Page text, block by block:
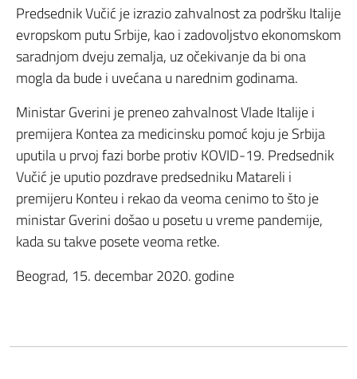
Predsednik Vučić je izrazio zahvalnost za podršku Italije
evropskom putu Srbije, kao i zadovoljstvo ekonomskom
saradnjom dveju zemalja, uz očekivanje da bi ona
mogla da bude i uvećana u narednim godinama.
Ministar Gverini je preneo zahvalnost Vlade Italije i
premijera Kontea za medicinsku pomoć koju je Srbija
uputila u prvoj fazi borbe protiv KOVID-19. Predsednik
Vučić je uputio pozdrave predsedniku Matareli i
premijeru Konteu i rekao da veoma cenimo to što je
ministar Gverini došao u posetu u vreme pandemije,
kada su takve posete veoma retke.
Beograd, 15. decembar 2020. godine